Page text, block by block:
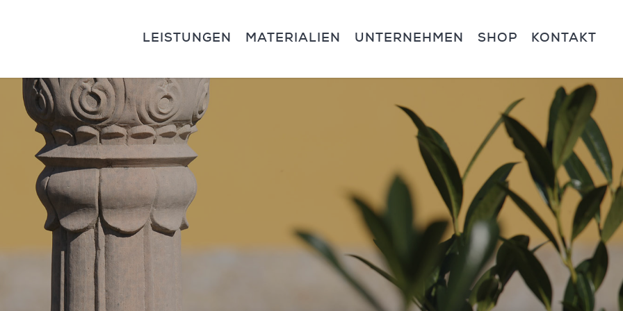
LEISTUNGEN MATERIALIEN UNTERNEHMEN SHOP KONTAKT